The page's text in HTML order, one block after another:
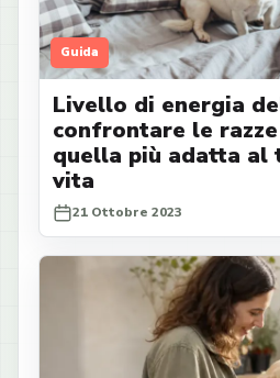
Guida
Livello di energia
confrontare le
quella più adatta al
vita
21 Ottobre 2023